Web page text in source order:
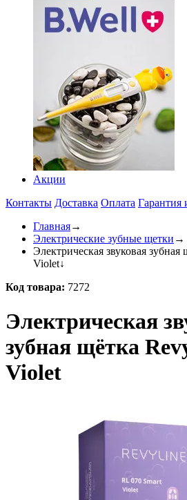
Акции
Контакты Доставка Оплата Гарантия
Главная→
Электрические зубные щетки →
Электрическая звуковая
Violet↓
Код товара: 7272
Электрическая
зубная щётка
Violet